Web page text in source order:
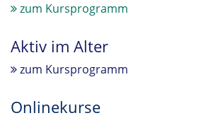
zum Kursprogramm
Aktiv im Alter
zum Kursprogramm
Onlinekurse